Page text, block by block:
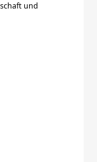
und